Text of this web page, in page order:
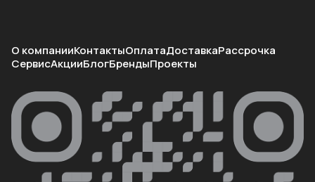
О компанииКонтактыОплатаДоставкаРассрочка
СервисАкцииБлогБрендыПроекты